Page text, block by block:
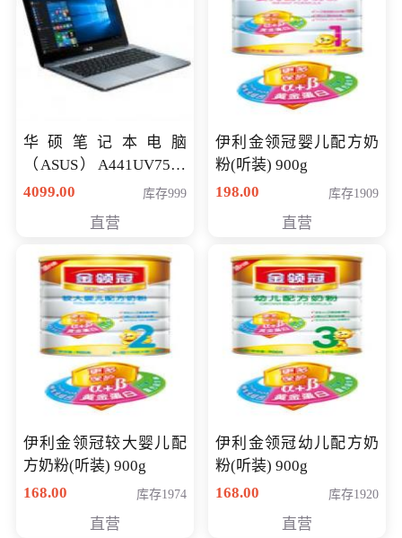
华硕笔记本电脑
（ASUS）A441UV7500
顽石（7代i7-7500U 4G
4099.00 库存999
直营
伊利金领冠婴儿配方奶
粉(听装) 900g
198.00
库存1909
直营
伊利金领冠较大婴儿配
方奶粉(听装) 900g
168.00
库存1974
直营
伊利金领冠幼儿配方奶
粉(听装) 900g
168.00
库存1920
直营